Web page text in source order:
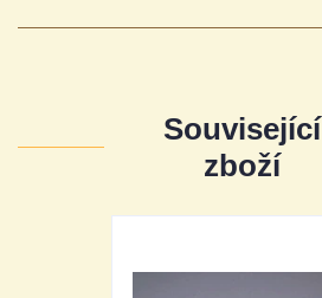
Související
zboží